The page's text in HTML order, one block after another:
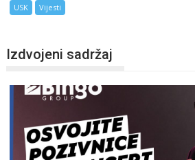
USK Vijesti
Izdvojeni sadržaj